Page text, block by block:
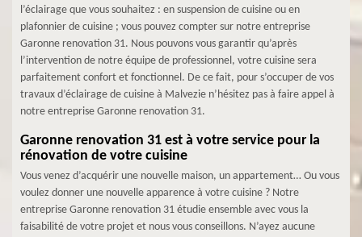
l’éclairage que vous souhaitez : en suspension de cuisine ou en
plafonnier de cuisine ; vous pouvez compter sur notre entreprise
Garonne renovation 31. Nous pouvons vous garantir qu’après
l’intervention de notre équipe de professionnel, votre cuisine sera
parfaitement confort et fonctionnel. De ce fait, pour s’occuper de vos
travaux d’éclairage de cuisine à Malvezie n’hésitez pas à faire appel à
notre entreprise Garonne renovation 31.
Garonne renovation 31 est à votre service pour la
rénovation de votre cuisine
Vous venez d’acquérir une nouvelle maison, un appartement… Ou vous
voulez donner une nouvelle apparence à votre cuisine ? Notre
entreprise Garonne renovation 31 étudie ensemble avec vous la
faisabilité de votre projet et nous vous conseillons. N’ayez aucune